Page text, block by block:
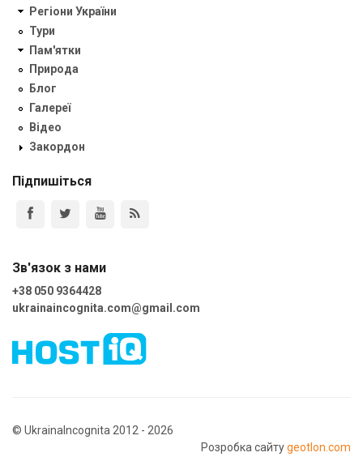
Регіони України
Тури
Пам'ятки
Природа
Блог
Галереї
Відео
Закордон
Підпишіться
Зв'язок з нами
+38 050 9364428
ukrainaincognita.com@gmail.com
© UkrainaIncognita 2012 - 2026
Розробка сайтуgeotlon.com